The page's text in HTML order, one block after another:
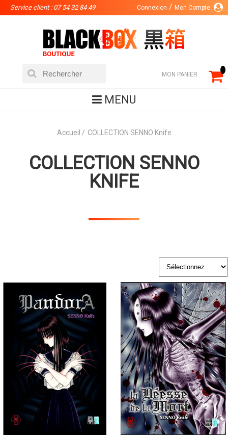
Service client : 07 54 32 84 49 Connexion Mon Compte
MON PANIER
MENU
Accueil COLLECTION SENNO Knife
COLLECTION SENNO
KNIFE